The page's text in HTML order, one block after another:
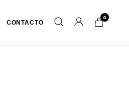
CONTACTO
0